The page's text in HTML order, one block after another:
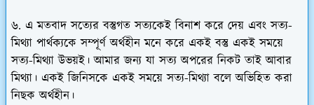
৬. এ মতবাদ সত্যের বস্তুগত সত্যকেই বিনাশ করে দেয় এবং সত্য-
মিথ্যা পার্থক্যকে সম্পূর্ণ অর্থহীন মনে করে একই বস্তু একই সময়ে
সত্য-মিথ্যা উভয়ই। আমার জন্য যা সত্য অপরের নিকট তাই আবার
মিথ্যা। একই জিনিসকে একই সময়ে সত্য-মিথ্যা বলে অভিহিত করা
নিছক অর্থহীন।